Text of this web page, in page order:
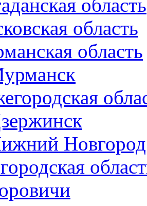
область
область
область
Новгород